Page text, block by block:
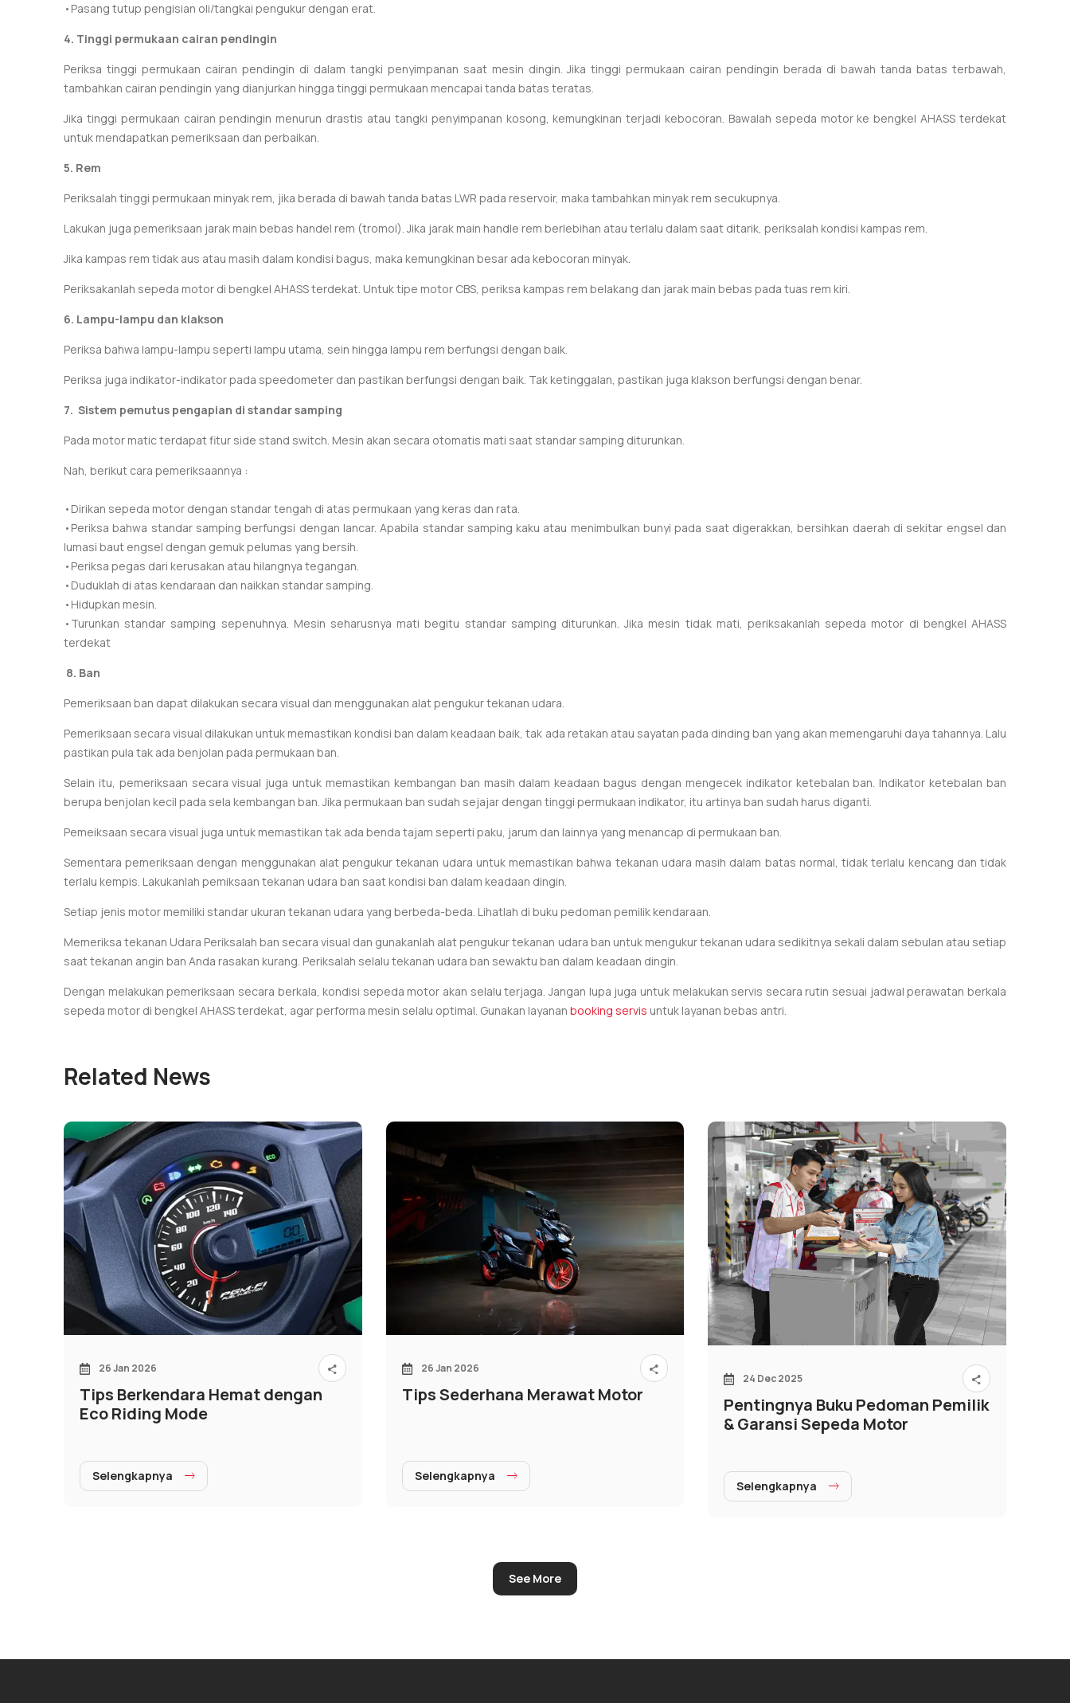
•Pasang tutup pengisian oli/tangkai pengukur dengan erat.
4. Tinggi permukaan cairan pendingin
Periksa tinggi permukaan cairan pendingin di dalam tangki penyimpanan saat mesin dingin. Jika tinggi permukaan cairan pendingin berada di bawah tanda batas terbawah,
tambahkan cairan pendingin yang dianjurkan hingga tinggi permukaan mencapai tanda batas teratas.
Jika tinggi permukaan cairan pendingin menurun drastis atau tangki penyimpanan kosong, kemungkinan terjadi kebocoran. Bawalah sepeda motor ke bengkel AHASS terdekat
untuk mendapatkan pemeriksaan dan perbaikan.
5. Rem
Periksalah tinggi permukaan minyak rem, jika berada di bawah tanda batas LWR pada reservoir, maka tambahkan minyak rem secukupnya.
Lakukan juga pemeriksaan jarak main bebas handel rem (tromol).Jika jarak main handle rem berlebihan atau terlalu dalam saat ditarik, periksalah kondisi kampas rem.
Jika kampas rem tidak aus atau masih dalam kondisi bagus, maka kemungkinan besar ada kebocoran minyak.
Periksakanlah sepeda motor di bengkel AHASS terdekat. Untuk tipe motor CBS, periksa kampas rem belakang dan jarak main bebas pada tuas rem kiri.
6. Lampu-lampu dan klakson
Periksa bahwa lampu-lampu seperti lampu utama, sein hingga lampu rem berfungsi dengan baik.
Periksa juga indikator-indikator pada speedometer dan pastikan berfungsi dengan baik. Tak ketinggalan, pastikan juga klakson berfungsi dengan benar.
7. Sistem pemutus pengapian di standar samping
Pada motor matic terdapat fitur side stand switch. Mesin akan secara otomatis mati saat standar samping diturunkan.
Nah, berikut cara pemeriksaannya :
•Dirikan sepeda motor dengan standar tengah di atas permukaan yang keras dan rata.
•Periksa bahwa standar samping berfungsi dengan lancar. Apabila standar samping kaku atau menimbulkan bunyi pada saat digerakkan, bersihkan daerah di sekitar engsel dan
lumasi baut engsel dengan gemuk pelumas yang bersih.
•Periksa pegas dari kerusakan atau hilangnya tegangan.
•Duduklah di atas kendaraan dan naikkan standar samping.
•Hidupkan mesin.
•Turunkan standar samping sepenuhnya. Mesin seharusnya mati begitu standar samping diturunkan. Jika mesin tidak mati, periksakanlah sepeda motor di bengkel AHASS
terdekat
8. Ban
Pemeriksaan ban dapat dilakukan secara visual dan menggunakan alat pengukur tekanan udara.
Pemeriksaan secara visual dilakukan untuk memastikan kondisi ban dalam keadaan baik, tak ada retakan atau sayatan pada dinding ban yang akan memengaruhi daya tahannya. Lalu
pastikan pula tak ada benjolan pada permukaan ban.
Selain itu, pemeriksaan secara visual juga untuk memastikan kembangan ban masih dalam keadaan bagus dengan mengecek indikator ketebalan ban. Indikator ketebalan ban
berupa benjolan kecil pada sela kembangan ban. Jika permukaan ban sudah sejajar dengan tinggi permukaan indikator, itu artinya ban sudah harus diganti.
Pemeiksaan secara visual juga untuk memastikan tak ada benda tajam seperti paku, jarum dan lainnya yang menancap di permukaan ban.
Sementara pemeriksaan dengan menggunakan alat pengukur tekanan udara untuk memastikan bahwa tekanan udara masih dalam batas normal, tidak terlalu kencang dan tidak
terlalu kempis. Lakukanlah pemiksaan tekanan udara ban saat kondisi ban dalam keadaan dingin.
Setiap jenis motor memiliki standar ukuran tekanan udara yang berbeda-beda. Lihatlah di buku pedoman pemilik kendaraan.
Memeriksa tekanan Udara Periksalah ban secara visual dan gunakanlah alat pengukur tekanan udara ban untuk mengukur tekanan udara sedikitnya sekali dalam sebulan atau setiap
saat tekanan angin ban Anda rasakan kurang. Periksalah selalu tekanan udara ban sewaktu ban dalam keadaan dingin.
Dengan melakukan pemeriksaan secara berkala, kondisi sepeda motor akan selalu terjaga. Jangan lupa juga untuk melakukan servis secara rutin sesuai jadwal perawatan berkala
sepeda motor di bengkel AHASS terdekat, agar performa mesin selalu optimal. Gunakan layanan booking servis untuk layanan bebas antri.
Related News
26 Jan 2026
Tips Berkendara Hemat dengan
Eco Riding Mode
Selengkapnya
26 Jan 2026
Tips Sederhana Merawat Motor
Selengkapnya
24 Dec 2025
Pentingnya Buku Pedoman Pemilik
& Garansi Sepeda Motor
Selengkapnya
See More